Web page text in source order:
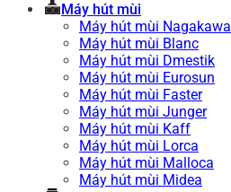
Máy hút mùi
Máy hút mùi Nagakawa
Máy hút mùi Blanc
Máy hút mùi Dmestik
Máy hút mùi Eurosun
Máy hút mùi Faster
Máy hút mùi Junger
Máy hút mùi Kaff
Máy hút mùi Lorca
Máy hút mùi Malloca
Máy hút mùi Midea